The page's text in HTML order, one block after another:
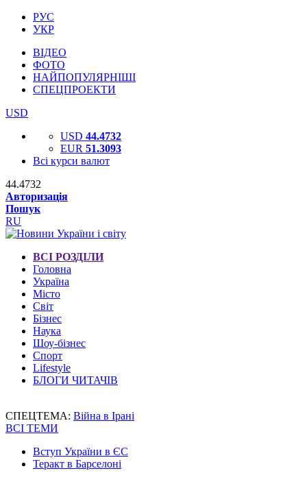
РУС
УКР
ВІДЕО
ФОТО
НАЙПОПУЛЯРНІШІ
СПЕЦПРОЕКТИ
USD
USD 44.4732
EUR 51.3093
Всі курси валют
44.4732
Авторизація
Пошук
RU
ВСІ РОЗДІЛИ
Головна
Україна
Місто
Світ
Бізнес
Наука
Шоу-бізнес
Спорт
Lifestyle
БЛОГИ ЧИТАЧІВ
СПЕЦТЕМА: Війна в Ірані
ВСІ ТЕМИ
Вступ України в ЄС
Теракт в Барселоні